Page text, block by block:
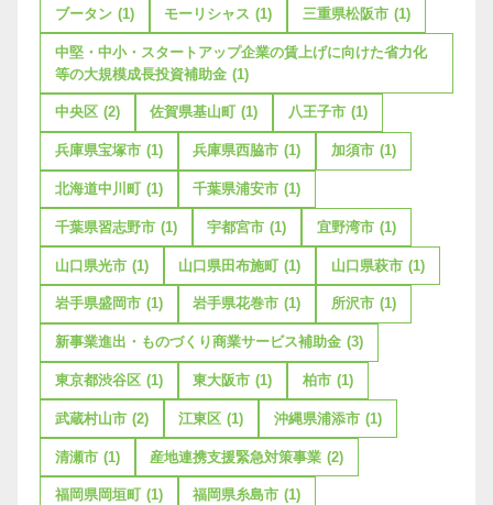
ブータン (1) モーリシャス (1) 三重県松阪市 (1)
中堅・中小・スタートアップ企業の賃上げに向けた省力化
等の大規模成長投資補助金 (1)
中央区 (2) 佐賀県基山町 (1) 八王子市 (1)
兵庫県宝塚市 (1) 兵庫県西脇市 (1) 加須市 (1)
北海道中川町 (1) 千葉県浦安市 (1)
千葉県習志野市 (1) 宇都宮市 (1) 宜野湾市 (1)
山口県光市 (1) 山口県田布施町 (1) 山口県萩市 (1)
岩手県盛岡市 (1) 岩手県花巻市 (1) 所沢市 (1)
新事業進出・ものづくり商業サービス補助金 (3)
東京都渋谷区 (1) 東大阪市 (1) 柏市 (1)
武蔵村山市 (2) 江東区 (1) 沖縄県浦添市 (1)
清瀬市 (1) 産地連携支援緊急対策事業 (2)
福岡県岡垣町 (1) 福岡県糸島市 (1)